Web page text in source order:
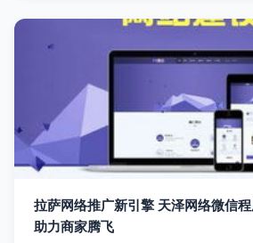
拉萨网络推广新引擎 天泽网络微信
助力商家腾飞